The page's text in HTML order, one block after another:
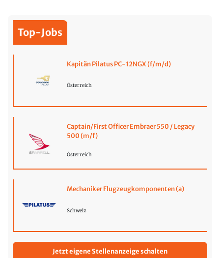
Top-Jobs
Kapitän Pilatus PC-12NGX (f/m/d)
Österreich
Captain/First Officer Embraer 550 / Legacy
500 (m/f)
Österreich
Mechaniker Flugzeugkomponenten (a)
Schweiz
Jetzt eigene Stellenanzeige schalten